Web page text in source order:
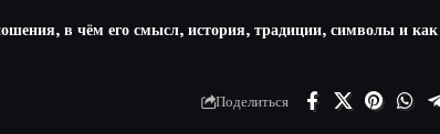
в чём его смысл, история, традиции, символы и как
Поделиться